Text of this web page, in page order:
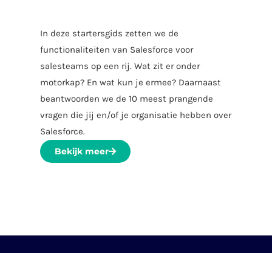
In deze startersgids zetten we de
functionaliteiten van Salesforce voor
salesteams op een rij. Wat zit er onder
motorkap? En wat kun je ermee? Daarnaast
beantwoorden we de 10 meest prangende
vragen die jij en/of je organisatie hebben over
Salesforce.
Bekijk meer